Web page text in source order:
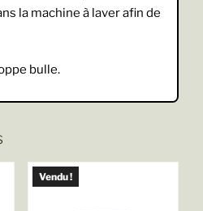
la machine à laver afin de
bulle.
Vendu !